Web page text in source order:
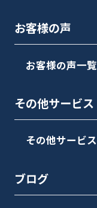
お客様の声
お客様の声一覧
その他サービス
その他サービス
ブログ